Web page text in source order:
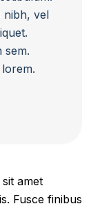
nibh, vel
sem.
amet
Fusce finibus